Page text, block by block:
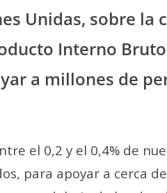
Unidas, sobre la
Interno
a millones de
el 0,2 y el 0,4% de
para apoyar a cerca